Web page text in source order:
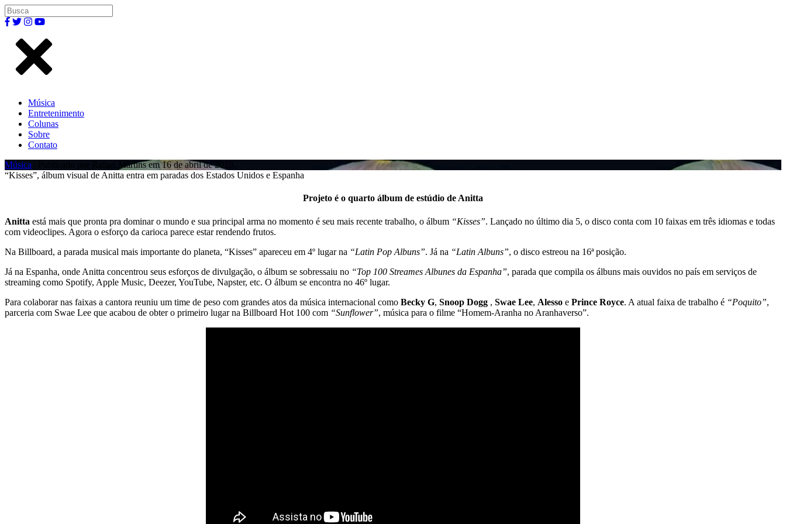
Música
Entretenimento
Colunas
Sobre
Contato
Música | Publicado por Rafael Martins em 16 de abril de 2019.
“Kisses”, álbum visual de Anitta entra em paradas dos Estados Unidos e Espanha
Projeto é o quarto álbum de estúdio de Anitta
Anitta está mais que pronta pra dominar o mundo e sua principal arma no momento é seu mais recente trabalho, o álbum “Kisses”. Lançado no último dia 5, o disco conta com 10 faixas em três idiomas e todas
com videoclipes. Agora o esforço da carioca parece estar rendendo frutos.
Na Billboard, a parada musical mais importante do planeta, “Kisses” apareceu em 4º lugar na “Latin Pop Albuns”. Já na “Latin Albuns”, o disco estreou na 16ª posição.
Já na Espanha, onde Anitta concentrou seus esforços de divulgação, o álbum se sobressaiu no “Top 100 Streames Albunes da Espanha”, parada que compila os álbuns mais ouvidos no país em serviços de
streaming como Spotify, Apple Music, Deezer, YouTube, Napster, etc. O álbum se encontra no 46º lugar.
Para colaborar nas faixas a cantora reuniu um time de peso com grandes atos da música internacional como Becky G, Snoop Dogg , Swae Lee, Alesso e Prince Royce. A atual faixa de trabalho é “Poquito”,
parceria com Swae Lee que acabou de obter o primeiro lugar na Billboard Hot 100 com “Sunflower”, música para o filme “Homem-Aranha no Aranhaverso”.